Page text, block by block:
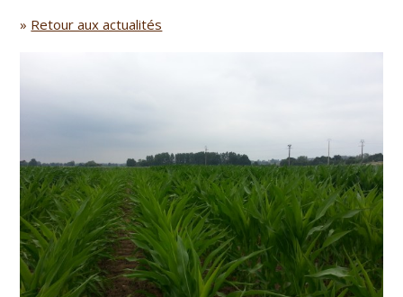
» Retour aux actualités